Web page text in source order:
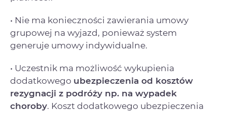
• Nie ma konieczności zawierania umowy
grupowej na wyjazd, ponieważ system
generuje umowy indywidualne.
• Uczestnik ma możliwość wykupienia
dodatkowego ubezpieczenia od kosztów
rezygnacji z podróży np. na wypadek
choroby. Koszt dodatkowego ubezpieczenia